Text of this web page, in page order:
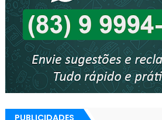
PUBLICIDADES